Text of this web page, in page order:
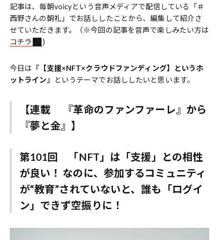
記事は、毎朝voicyという音声メディアで配信している「＃
西野さんの朝礼」でお話ししたことから、編集して紹介さ
せていただきます。（※今回の記事を音声で楽しみたい方は
コチラ
)
今日は 『【支援×NFT×クラウドファンディング】というホ
ットライン』
というテーマでお話ししたいと思います。
【連載 『革命のファンファーレ』から
『夢と金』】
第101回 「NFT」は「支援」との相性
が良い！ なのに、参加するコミュニティ
が“教育”されていないと、誰も「ログイ
ン」できず空振りに！